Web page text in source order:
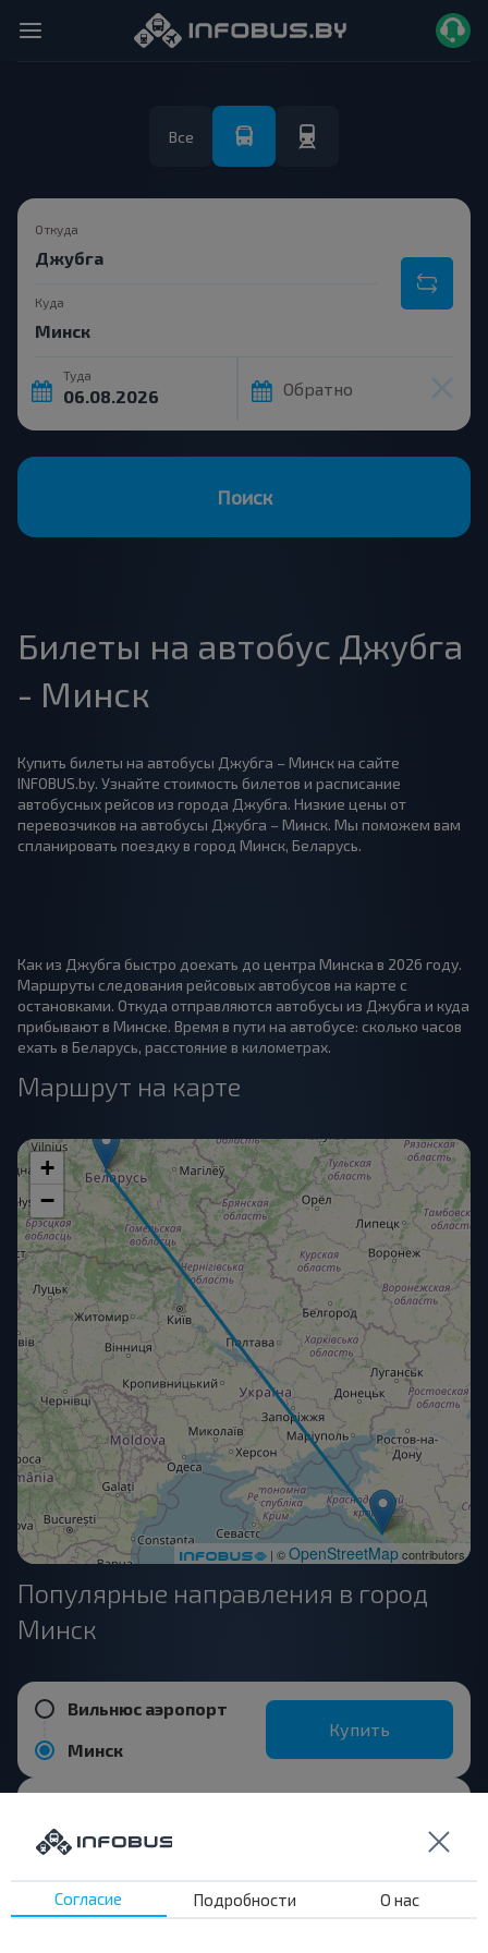
Все
Откуда
Куда
Туда
Обратно
Поиск
Билеты на автобус Джубга
- Минск
Купить билеты на автобусы Джубга – Минск на сайте
INFOBUS.by. Узнайте стоимость билетов и расписание
автобусных рейсов из города Джубга. Низкие цены от
перевозчиков на автобусы Джубга – Минск. Мы поможем вам
спланировать поездку в город Минск, Беларусь.
Как из Джубга быстро доехать до центра Минска в 2026 году.
Маршруты следования рейсовых автобусов на карте с
остановками. Откуда отправляются автобусы из Джубга и куда
прибывают в Минске. Время в пути на автобусе: сколько часов
ехать в Беларусь, расстояние в километрах.
Маршрут на карте
+
−
| ©OpenStreetMapcontributors
Популярные направления в город
Минск
Вильнюс аэропорт
Минск
Купить
Минск
Жодино
Согласие Подробности О нас